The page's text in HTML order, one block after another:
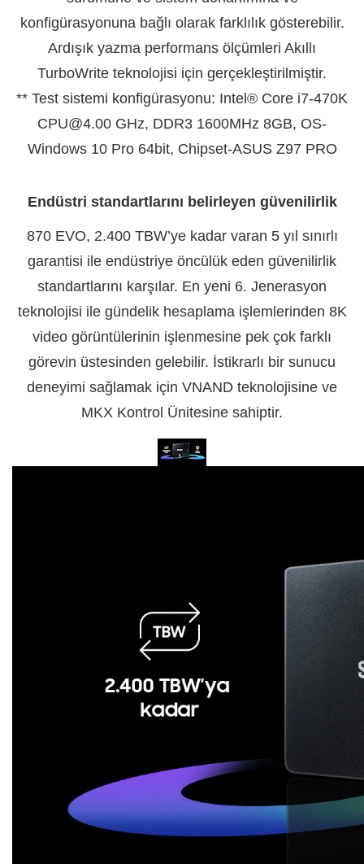
konfigürasyonuna bağlı olarak farklılık gösterebilir.
Ardışık yazma performans ölçümleri Akıllı
TurboWrite teknolojisi için gerçekleştirilmiştir.
** Test sistemi konfigürasyonu: Intel® Core i7-470K
CPU@4.00 GHz, DDR3 1600MHz 8GB, OS-
Windows 10 Pro 64bit, Chipset-ASUS Z97 PRO
Endüstri standartlarını belirleyen güvenilirlik
870 EVO, 2.400 TBW’ye kadar varan 5 yıl sınırlı
garantisi ile endüstriye öncülük eden güvenilirlik
standartlarını karşılar. En yeni 6. Jenerasyon
teknolojisi ile gündelik hesaplama işlemlerinden 8K
video görüntülerinin işlenmesine pek çok farklı
görevin üstesinden gelebilir. İstikrarlı bir sunucu
deneyimi sağlamak için VNAND teknolojisine ve
MKX Kontrol Ünitesine sahiptir.